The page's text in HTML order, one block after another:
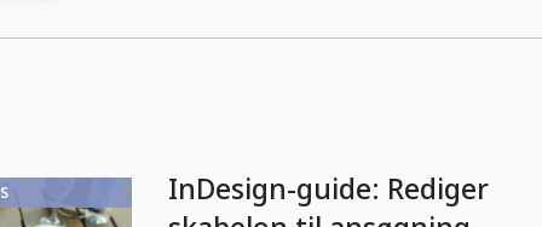
InDesign-guide: Rediger